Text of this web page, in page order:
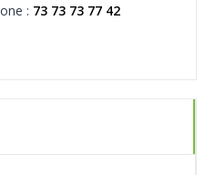
: 73 73 73 77 42